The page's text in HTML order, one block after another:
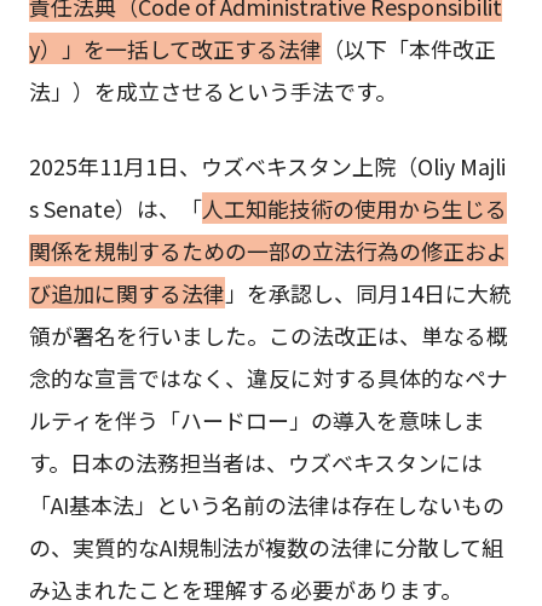
y）」を一括して改正する法律 （以下「本件改正
法」）を成立させるという手法です。
2025年11月1日、ウズベキスタン上院（Oliy Majli
s Senate）は、「人工知能技術の使用から生じる
関係を規制するための一部の立法行為の修正およ
び追加に関する法律 」を承認し、同月14日に大統
領が署名を行いました。この法改正は、単なる概
念的な宣言ではなく、違反に対する具体的なペナ
ルティを伴う「ハードロー」の導入を意味しま
す。日本の法務担当者は、ウズベキスタンには
「AI基本法」という名前の法律は存在しないもの
の、実質的なAI規制法が複数の法律に分散して組
み込まれたことを理解する必要があります。